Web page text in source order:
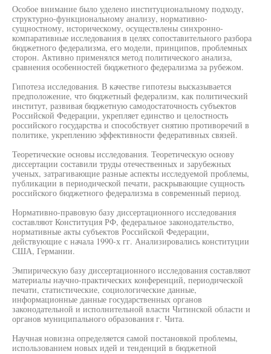
Особое внимание было уделено институциональному подходу,
структурно-функциональному анализу, нормативно-
сущностному, историческому, осуществлены синхронно-
компаративные исследования в целях сопоставительного разбора
бюджетного федерализма, его модели, принципов, проблемных
сторон. Активно применялся метод политического анализа,
сравнения особенностей бюджетного федерализма за рубежом.
Гипотеза исследования. В качестве гипотезы высказывается
предположение, что бюджетный федерализм, как политический
институт, развивая бюджетную самодостаточность субъектов
Российской Федерации, укрепляет единство и целостность
российского государства и способствует снятию противоречий в
политике, укреплению эффективности федеративных связей.
Теоретические основы исследования. Теоретическую основу
диссертации составили труды отечественных и зарубежных
ученых, затрагивающие разные аспекты исследуемой проблемы,
публикации в периодической печати, раскрывающие сущность
российского бюджетного федерализма в современный период.
Нормативно-правовую базу диссертационного исследования
составляют Конституция РФ, федеральное законодательство,
нормативные акты субъектов Российской Федерации,
действующие с начала 1990-х гг. Анализировались конституции
США, Германии.
Эмпирическую базу диссертационного исследования составляют
материалы научно-практических конференций, периодической
печати, статистические, социологические данные,
информационные данные государственных органов
законодательной и исполнительной власти Читинской области и
органов муниципального образования г. Чита.
Научная новизна определяется самой постановкой проблемы,
использованием новых идей и тенденций в бюджетной